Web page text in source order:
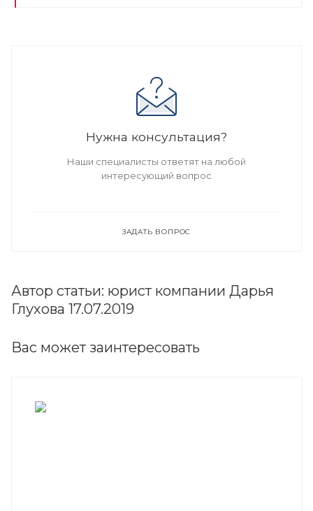
Нужна консультация?
Наши специалисты ответят на любой
интересующий вопрос
ЗАДАТЬ ВОПРОС
Автор статьи: юрист компании Дарья
Глухова 17.07.2019
Вас может заинтересовать